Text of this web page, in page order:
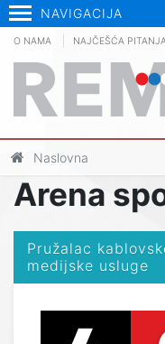
NAVIGACIJA
O NAMA NAJČEŠĆA
Naslovna
Arena
Pružalac
medijske usluge